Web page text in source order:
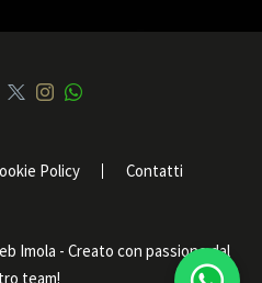
Policy Contatti
Imola - Creato con passione dal
team!